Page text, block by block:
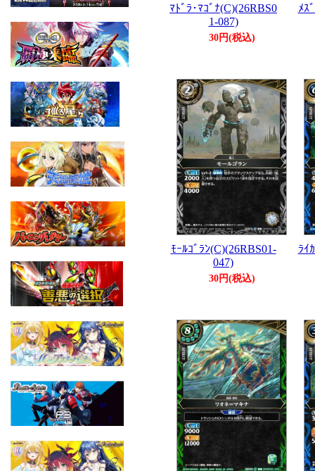
ﾏﾄﾞﾗ･ﾏｺﾞﾅ(C)(26RBS0
1-087)
30円(税込)
ﾒｽ
ﾓｰﾙｺﾞﾗﾝ(C)(26RBS01-
047)
30円(税込)
ﾗｲ